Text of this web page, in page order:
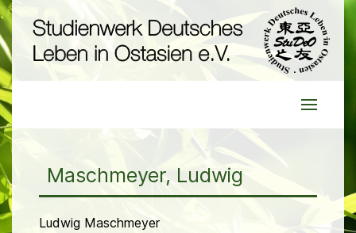
Maschmeyer, Ludwig
Ludwig Maschmeyer